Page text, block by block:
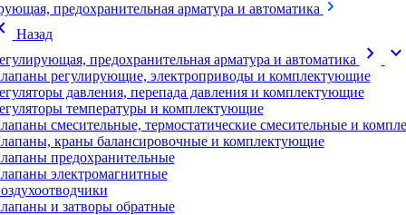
предохранительная арматура и автоматика
Назад
предохранительная арматура и автоматика
chevron_right expand_more
регулирующие, электроприводы и комплектующие
давления, перепада давления и комплектующие
температуры и комплектующие
смесительные, термостатические смесительные и
краны балансировочные и комплектующие
предохранительные
электромагнитные
и затворы обратные